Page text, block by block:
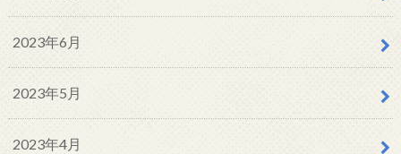
2023年6月
2023年5月
2023年4月